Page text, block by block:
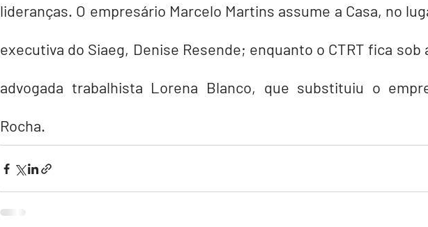
lideranças. O empresário Marcelo Martins assume a Casa, no
executiva do Siaeg, Denise Resende; enquanto o CTRT fica sob
advogada trabalhista Lorena Blanco, que substituiu o
Rocha.